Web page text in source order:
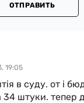
ОТПРАВИТЬ
19:05
в суду. от і
34 штуки. тепер